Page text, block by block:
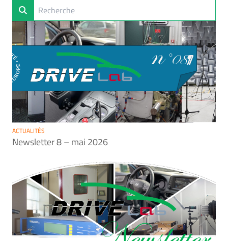
ACTUALITÉS
Newsletter 8 – mai 2026